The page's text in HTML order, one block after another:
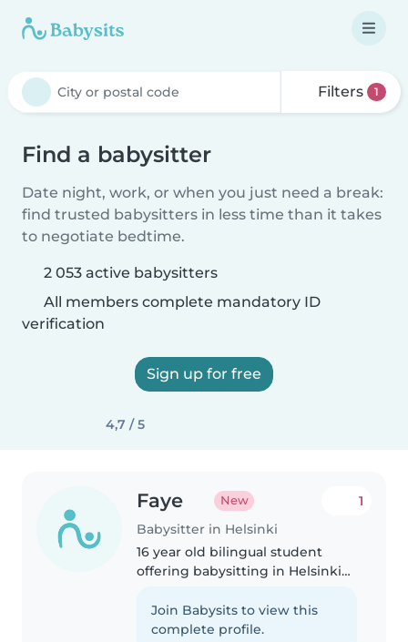
Filters 1
Find a babysitter
Date night, work, or when you just need a break:
find trusted babysitters in less time than it takes
to negotiate bedtime.
2 053 active babysitters
All members complete mandatory ID
verification
Sign up for free
4,7 / 5
Faye New
Babysitter in Helsinki
1
16 year old bilingual student
offering babysitting in Helsinki
experience in both Finnish and
international daycares, happy to
Join Babysits to view this
complete profile.